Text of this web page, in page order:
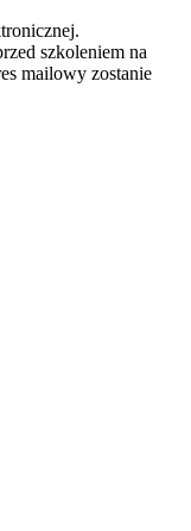
szkoleniem na
mailowy zostanie